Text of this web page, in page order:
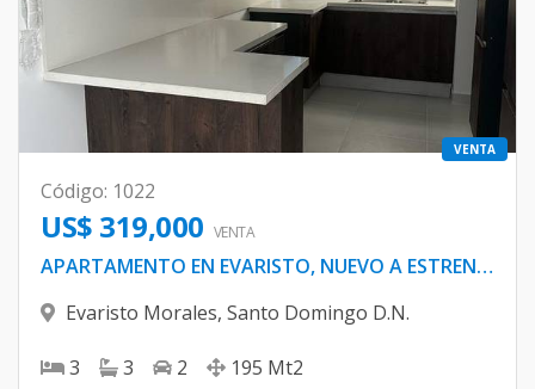
VENTA
Código: 1022
US$ 319,000 VENTA
APARTAMENTO EN EVARISTO, NUEVO A ESTRENAR
Evaristo Morales, Santo Domingo D.N.
3 3 2 195 Mt2